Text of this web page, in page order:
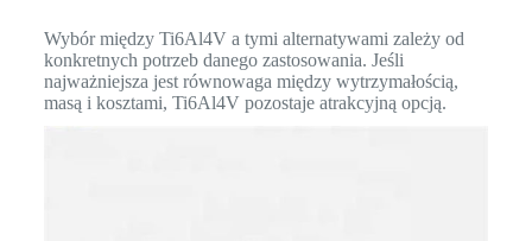
Wybór między Ti6Al4V a tymi alternatywami zależy od
konkretnych potrzeb danego zastosowania. Jeśli
najważniejsza jest równowaga między wytrzymałością,
masą i kosztami, Ti6Al4V pozostaje atrakcyjną opcją.